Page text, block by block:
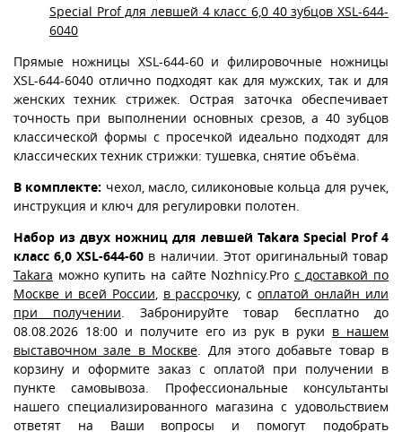
Special Prof для левшей 4 класс 6,0 40 зубцов XSL-644-
6040
Прямые ножницы XSL-644-60 и филировочные ножницы
XSL-644-6040 отлично подходят как для мужских, так и для
женских техник стрижек. Острая заточка обеспечивает
точность при выполнении основных срезов, а 40 зубцов
классической формы с просечкой идеально подходят для
классических техник стрижки: тушевка, снятие объёма.
В комплекте: чехол, масло, силиконовые кольца для ручек,
инструкция и ключ для регулировки полотен.
Набор из двух ножниц для левшей Takara Special Prof 4
класс 6,0 XSL-644-60 в наличии. Этот оригинальный товар
Takara можно купить на сайте Nozhnicy.Pro с доставкой по
Москве и всей России в рассрочку, соплатой онлайн или
при получении . Забронируйте товар бесплатно до
08.08.2026 18:00 и получите его из рук в руки в нашем
выставочном зале в Москве . Для этого добавьте товар в
корзину и оформите заказ с оплатой при получении в
пункте самовывоза. Профессиональные консультанты
нашего специализированного магазина с удовольствием
ответят на Ваши вопросы и помогут подобрать